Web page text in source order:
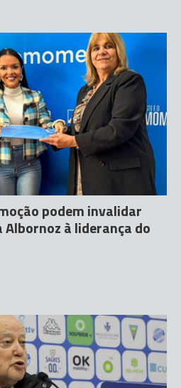
podem invalidar
à liderança do